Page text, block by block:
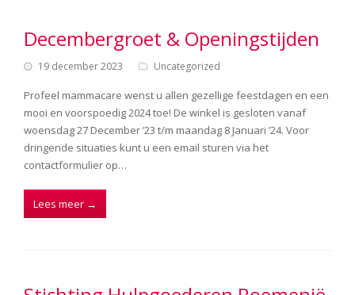
Decembergroet & Openingstijden
19 december 2023 Uncategorized
Profeel mammacare wenst u allen gezellige feestdagen en een
mooi en voorspoedig 2024 toe! De winkel is gesloten vanaf
woensdag 27 December ’23 t/m maandag 8 Januari ’24. Voor
dringende situaties kunt u een email sturen via het
contactformulier op…
Lees meer →